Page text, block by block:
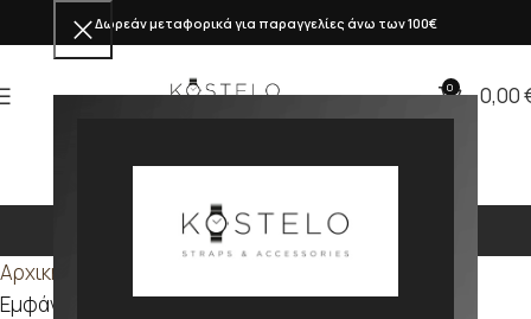
Δωρεάν μεταφορικά για παραγγελίες άνω των 100€
0 0,00
397mm
Αρχική σελίδα
Εμφάνιση του μοναδικού αποτελέσματος